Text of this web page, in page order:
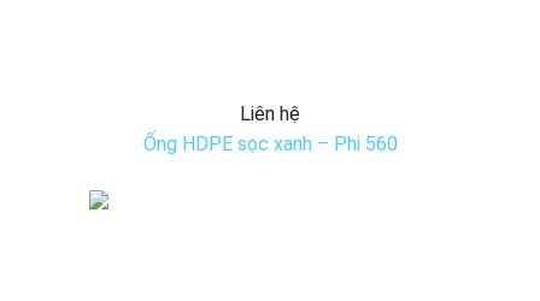
Liên hệ
Ống HDPE sọc xanh – Phi 560